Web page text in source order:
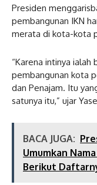
Presiden
pembangunan IKN
merata di kota-kota
“Karena intinya ialah
pembangunan kota
dan Penajam. Itu
satunya itu,” ujar
BACA JUGA:
Umumkan
Berikut